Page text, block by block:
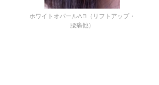
ホワイトオパールAB（リフトアップ・
腰痛他）